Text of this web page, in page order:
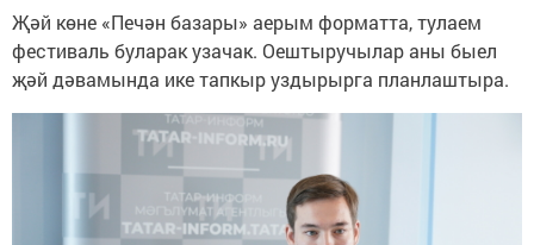
Җәй көне «Печән базары» аерым форматта, тулаем
фестиваль буларак узачак. Оештыручылар аны быел
җәй дәвамында ике тапкыр уздырырга планлаштыра.